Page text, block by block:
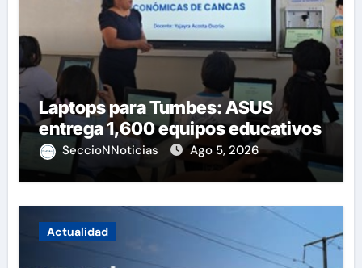
Laptops para Tumbes: ASUS
entrega 1,600 equipos educativos
SeccioNNoticias Ago 5, 2026
Actualidad